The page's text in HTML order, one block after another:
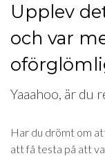
Upplev
och var
Yaaahoo, är du
Har du drömt om
att få testa på att